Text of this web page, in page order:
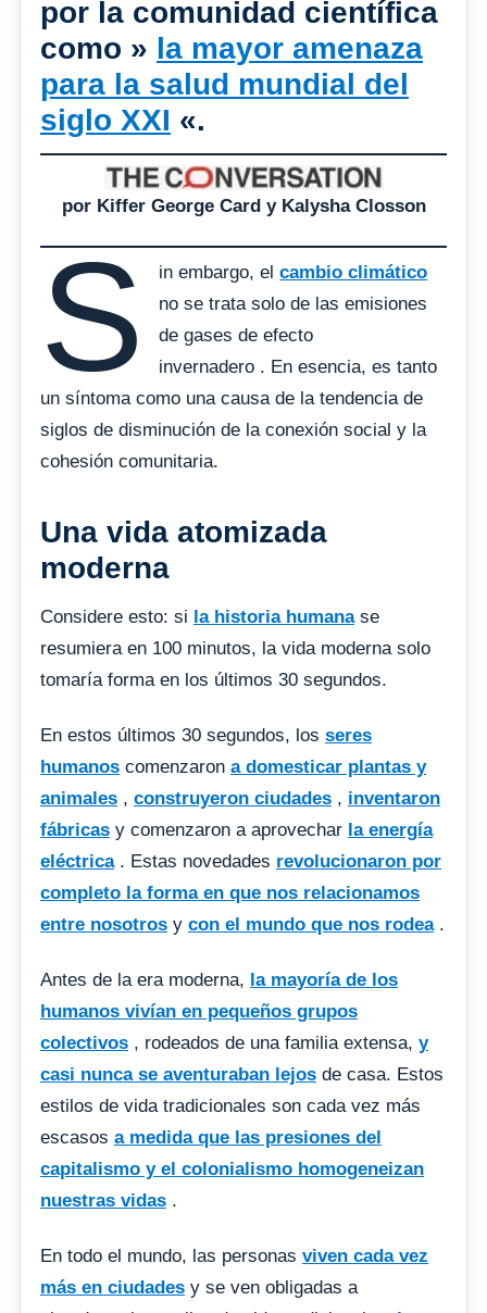
por la comunidad científica
como » la mayor amenaza
para la salud mundial del
siglo XXI «.
por Kiffer George Card y Kalysha Closson
S in embargo, elcambio climático
no se trata solo de las emisiones
de gases de efecto
invernadero . En esencia, es tanto
un síntoma como una causa de la tendencia de
siglos de disminución de la conexión social y la
cohesión comunitaria.
Una vida atomizada
moderna
Considere esto: si la historia humanase
resumiera en 100 minutos, la vida moderna solo
tomaría forma en los últimos 30 segundos.
En estos últimos 30 segundos, los seres
humanos comenzaron a domesticar plantas y
animales , construyeron ciudades , inventaron
fábricas y comenzaron a aprovechar la energía
eléctrica. Estas novedades revolucionaron por
completo la forma en que nos relacionamos
entre nosotros y con el mundo que nos rodea.
Antes de la era moderna, la mayoría de los
humanos vivían en pequeños grupos
colectivos , rodeados de una familia extensa, y
casi nunca se aventuraban lejos de casa. Estos
estilos de vida tradicionales son cada vez más
escasos a medida que las presiones del
capitalismo y el colonialismo homogeneizan
nuestras vidas .
En todo el mundo, las personas viven cada vez
más en ciudades y se ven obligadas a